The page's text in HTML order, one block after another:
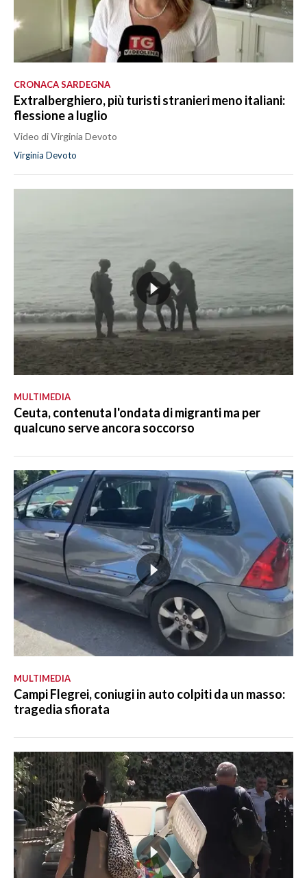
CRONACA SARDEGNA
Extralberghiero, più turisti stranieri meno italiani:
flessione a luglio
Video di Virginia Devoto
Virginia Devoto
MULTIMEDIA
Ceuta, contenuta l'ondata di migranti ma per
qualcuno serve ancora soccorso
MULTIMEDIA
Campi Flegrei, coniugi in auto colpiti da un masso:
tragedia sfiorata